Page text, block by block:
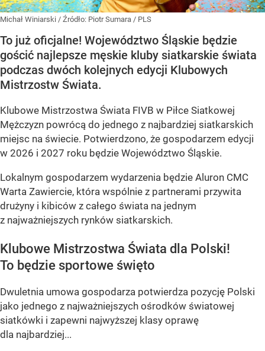
Michał Winiarski / Źródło: Piotr Sumara / PLS
To już oficjalne! Województwo Śląskie będzie
gościć najlepsze męskie kluby siatkarskie świata
podczas dwóch kolejnych edycji Klubowych
Mistrzostw Świata.
Klubowe Mistrzostwa Świata FIVB w Piłce Siatkowej
Mężczyzn powrócą do jednego z najbardziej siatkarskich
miejsc na świecie. Potwierdzono, że gospodarzem edycji
w 2026 i 2027 roku będzie Województwo Śląskie.
Lokalnym gospodarzem wydarzenia będzie Aluron CMC
Warta Zawiercie, która wspólnie z partnerami przywita
drużyny i kibiców z całego świata na jednym
z najważniejszych rynków siatkarskich.
Klubowe Mistrzostwa Świata dla Polski!
To będzie sportowe święto
Dwuletnia umowa gospodarza potwierdza pozycję Polski
jako jednego z najważniejszych ośrodków światowej
siatkówki i zapewni najwyższej klasy oprawę
dla najbardziej...